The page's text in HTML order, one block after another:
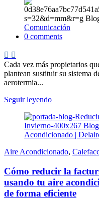
Comunicación
0 comments
Cada vez más propietarios
plantean sustituir su sistema
aerotermia...
Seguir leyendo
Aire Acondicionado,
Cómo reducir la
usando tu aire
de forma eficiente